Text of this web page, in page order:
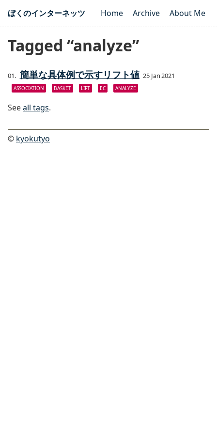
ぼくのインターネッツ Home Archive About Me
Tagged “analyze”
簡単な具体例で示すリフト値 25 Jan 2021
ASSOCIATION BASKET LIFT EC ANALYZE
Seeall tags.
© kyokutyo